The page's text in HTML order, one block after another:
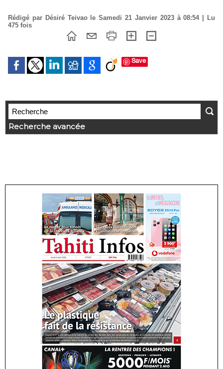
Rédigé par Désiré Teivao le Samedi 21 Janvier 2023 à 08:54 | Lu
475 fois
Save
Recherche avancée